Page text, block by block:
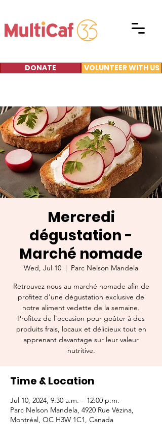
DONATE VOLUNTEER WITH US
Mercredi
dégustation -
Marché nomade
Wed, Jul 10
  |
Parc Nelson Mandela
Retrouvez nous au marché nomade afin de
profitez d'une dégustation exclusive de
notre aliment vedette de la semaine.
Profitez de l'occasion pour goûter à des
produits frais, locaux et délicieux tout en
apprenant davantage sur leur valeur
nutritive.
Time & Location
Jul 10, 2024, 9:30 a.m. – 12:00 p.m.
Parc Nelson Mandela, 4920 Rue Vézina,
Montréal, QC H3W 1C1, Canada